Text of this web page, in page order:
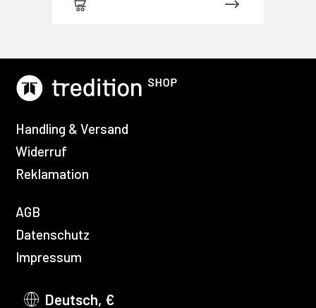
Handling & Versand
Widerruf
Reklamation
AGB
Datenschutz
Impressum
Deutsch, €